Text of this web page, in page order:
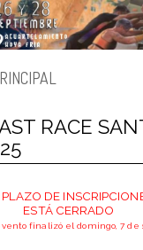
RACE
DE
ESTÁ CERRADO
finalizó el domingo, 7 de